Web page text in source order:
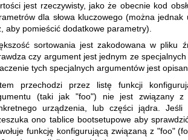
jest rzeczywisty, jako że obecnie kod
dla słowa kluczowego (można
aby pomieścić dodatkowe parametry).
sortowania jest zakodowana w pliku
czy argument jest jednym ze
tych specjalnych argumentów jest
przechodzi przez listę funkcji
(taki jak "foo") nie jest związany z
urządzenia, lub części jądra.
ono tablice bootsetupowe aby
funkcję konfigurującą związaną z "foo"